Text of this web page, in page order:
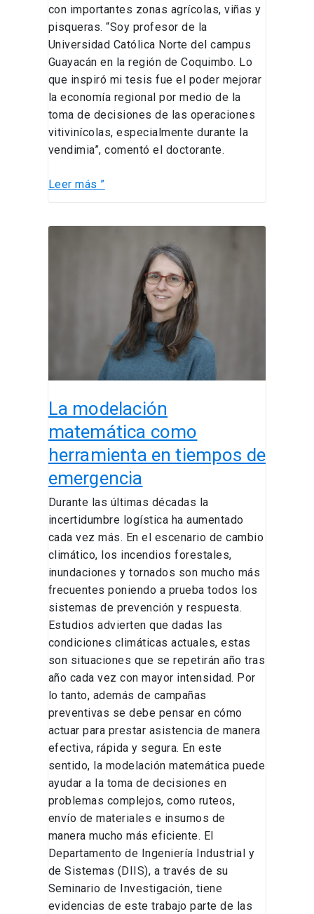
con importantes zonas agrícolas, viñas y
pisqueras. “Soy profesor de la
Universidad Católica Norte del campus
Guayacán en la región de Coquimbo. Lo
que inspiró mi tesis fue el poder mejorar
la economía regional por medio de la
toma de decisiones de las operaciones
vitivinícolas, especialmente durante la
vendimia”, comentó el doctorante.
Leer más ”
La modelación
matemática como
herramienta en tiempos de
emergencia
Durante las últimas décadas la
incertidumbre logística ha aumentado
cada vez más. En el escenario de cambio
climático, los incendios forestales,
inundaciones y tornados son mucho más
frecuentes poniendo a prueba todos los
sistemas de prevención y respuesta.
Estudios advierten que dadas las
condiciones climáticas actuales, estas
son situaciones que se repetirán año tras
año cada vez con mayor intensidad. Por
lo tanto, además de campañas
preventivas se debe pensar en cómo
actuar para prestar asistencia de manera
efectiva, rápida y segura. En este
sentido, la modelación matemática puede
ayudar a la toma de decisiones en
problemas complejos, como ruteos,
envío de materiales e insumos de
manera mucho más eficiente. El
Departamento de Ingeniería Industrial y
de Sistemas (DIIS), a través de su
Seminario de Investigación, tiene
evidencias de este trabajo parte de las
emergencia